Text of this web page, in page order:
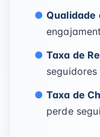
Qualidade
Taxa de
Taxa de
perde